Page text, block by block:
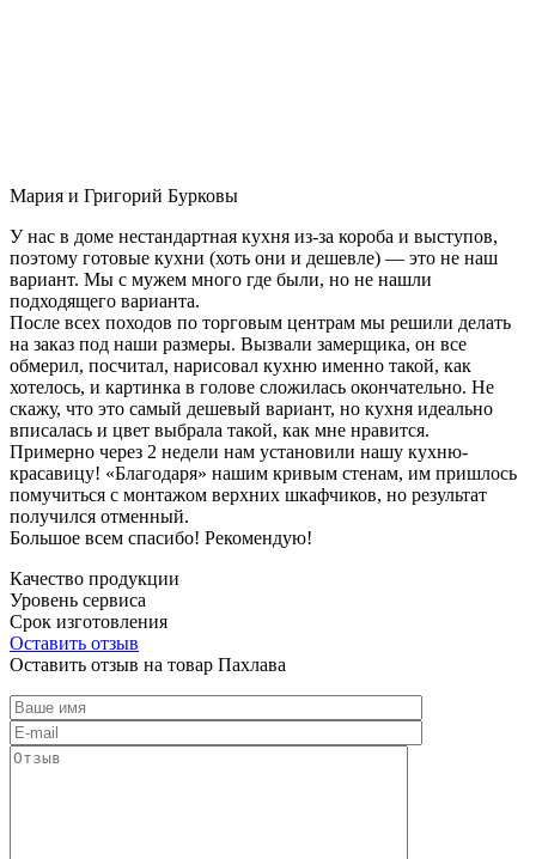
Мария и Григорий Бурковы
У нас в доме нестандартная кухня из-за короба и выступов,
поэтому готовые кухни (хоть они и дешевле) — это не наш
вариант. Мы с мужем много где были, но не нашли
подходящего варианта.
После всех походов по торговым центрам мы решили делать
на заказ под наши размеры. Вызвали замерщика, он все
обмерил, посчитал, нарисовал кухню именно такой, как
хотелось, и картинка в голове сложилась окончательно. Не
скажу, что это самый дешевый вариант, но кухня идеально
вписалась и цвет выбрала такой, как мне нравится.
Примерно через 2 недели нам установили нашу кухню-
красавицу! «Благодаря» нашим кривым стенам, им пришлось
помучиться с монтажом верхних шкафчиков, но результат
получился отменный.
Большое всем спасибо! Рекомендую!
Качество продукции
Уровень сервиса
Срок изготовления
Оставить отзыв
Оставить отзыв на товар Пахлава